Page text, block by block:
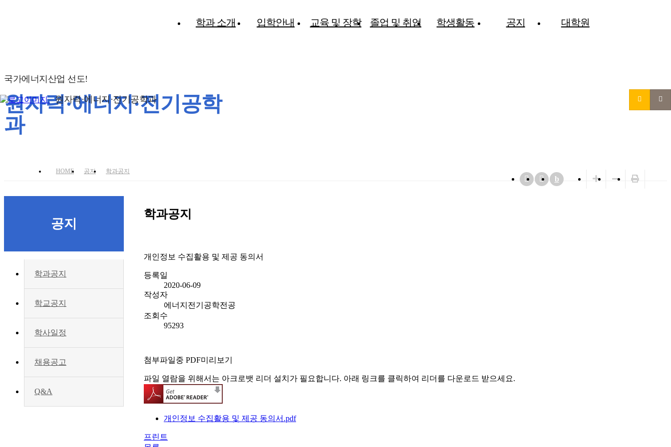
원자력·에너지·전기공학과
학과 소개 입학안내 교육 및 장학 졸업 및 취업 학생활동 공지 대학원
국가에너지산업 선도!
원자력·에너지·전기공학
과
HOME 공지 학과공지
b
공지
학과공지
학교공지
학사일정
채용공고
Q&A
학과공지
개인정보 수집활용 및 제공 동의서
등록일
2020-06-09
작성자
에너지전기공학전공
조회수
95293
첨부파일중 PDF미리보기
파일 열람을 위해서는 아크로뱃 리더 설치가 필요합니다. 아래 링크를 클릭하여 리더를 다운로드 받으세요.
개인정보 수집활용 및 제공 동의서.pdf
프린트